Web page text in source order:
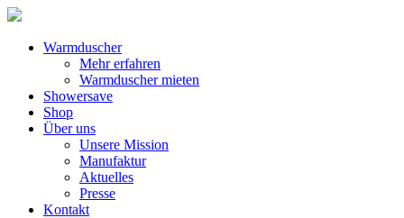
Warmduscher
Mehr erfahren
Warmduscher mieten
Showersave
Shop
Über uns
Unsere Mission
Manufaktur
Aktuelles
Presse
Kontakt